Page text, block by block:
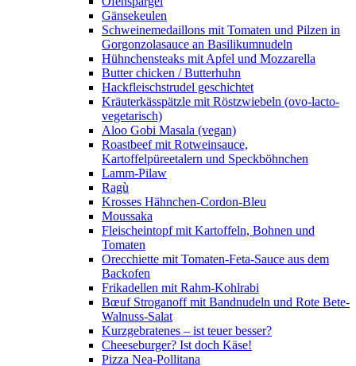
Gänsekeulen
Schweinemedaillons mit Tomaten und Pilzen in
Gorgonzolasauce an Basilikumnudeln
Hühnchensteaks mit Apfel und Mozzarella
Butter chicken / Butterhuhn
Hackfleischstrudel geschichtet
Kräuterkässpätzle mit Röstzwiebeln (ovo-lacto-
vegetarisch)
Aloo Gobi Masala (vegan)
Roastbeef mit Rotweinsauce,
Kartoffelpüreetalern und Speckböhnchen
Lamm-Pilaw
Ragù
Krosses Hähnchen-Cordon-Bleu
Moussaka
Fleischeintopf mit Kartoffeln, Bohnen und
Tomaten
Orecchiette mit Tomaten-Feta-Sauce aus dem
Backofen
Frikadellen mit Rahm-Kohlrabi
Bœuf Stroganoff mit Bandnudeln und Rote Bete-
Walnuss-Salat
Kurzgebratenes – ist teuer besser?
Cheeseburger? Ist doch Käse!
Pizza Nea-Pollitana